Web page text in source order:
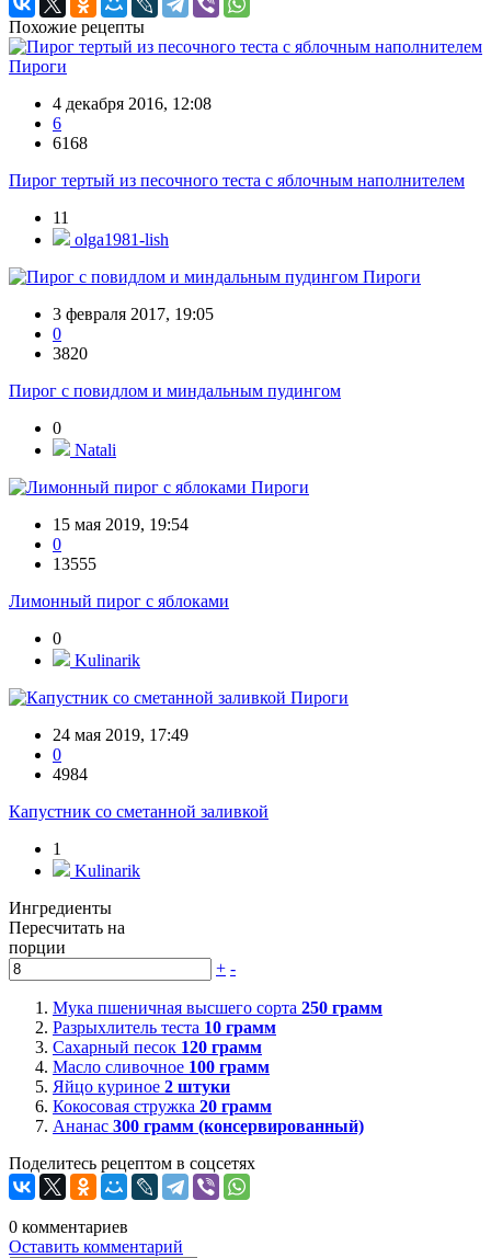
Похожие рецепты
Пироги
4 декабря 2016, 12:08
6
6168
Пирог тертый из песочного теста с яблочным наполнителем
11
olga1981-lish
Пироги
3 февраля 2017, 19:05
0
3820
Пирог с повидлом и миндальным пудингом
0
Natali
Пироги
15 мая 2019, 19:54
0
13555
Лимонный пирог с яблоками
0
Kulinarik
Пироги
24 мая 2019, 17:49
0
4984
Капустник со сметанной заливкой
1
Kulinarik
Ингредиенты
Пересчитать на
порции
+ -
Мука пшеничная высшего сорта 250 грамм
Разрыхлитель теста 10 грамм
Сахарный песок 120 грамм
Масло сливочное 100 грамм
Яйцо куриное 2 штуки
Кокосовая стружка 20 грамм
Ананас 300 грамм (консервированный)
Поделитесь рецептом в соцсетях
0 комментариев
Оставить комментарий